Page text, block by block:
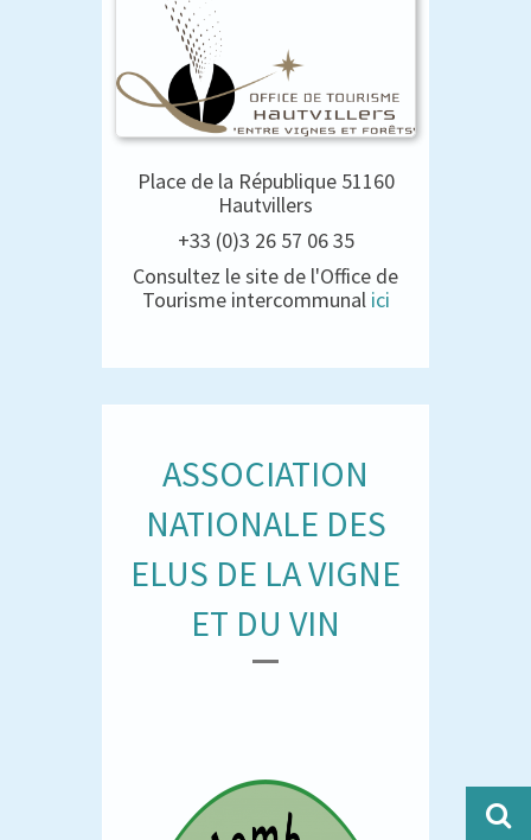
Place de la République 51160
Hautvillers
+33 (0)3 26 57 06 35
Consultez le site de l'Office de
Tourisme intercommunal ici
ASSOCIATION
NATIONALE DES
ELUS DE LA VIGNE
ET DU VIN